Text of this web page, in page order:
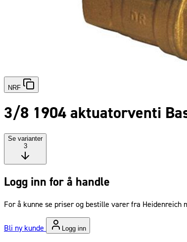
NRF
3/8 1904 aktuatorventi
Se varianter
3
Logg inn for å handle
For å kunne se priser og bestille varer fra Heidenreich
Bli ny kunde Logg inn